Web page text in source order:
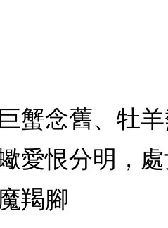
蟹念舊、牡
愛恨分明，
羯腳